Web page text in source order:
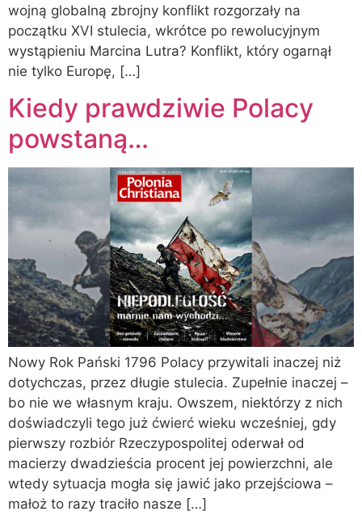
wojną globalną zbrojny konflikt rozgorzały na
początku XVI stulecia, wkrótce po rewolucyjnym
wystąpieniu Marcina Lutra? Konflikt, który ogarnął
nie tylko Europę, […]
Kiedy prawdziwie Polacy
powstaną…
Nowy Rok Pański 1796 Polacy przywitali inaczej niż
dotychczas, przez długie stulecia. Zupełnie inaczej –
bo nie we własnym kraju. Owszem, niektórzy z nich
doświadczyli tego już ćwierć wieku wcześniej, gdy
pierwszy rozbiór Rzeczypospolitej oderwał od
macierzy dwadzieścia procent jej powierzchni, ale
wtedy sytuacja mogła się jawić jako przejściowa –
małoż to razy traciło nasze […]